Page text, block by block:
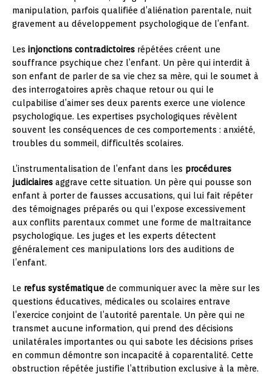
manipulation, parfois qualifiée d’aliénation parentale, nuit
gravement au développement psychologique de l’enfant.
Les injonctions contradictoires répétées créent une
souffrance psychique chez l’enfant. Un père qui interdit à
son enfant de parler de sa vie chez sa mère, qui le soumet à
des interrogatoires après chaque retour ou qui le
culpabilise d’aimer ses deux parents exerce une violence
psychologique. Les expertises psychologiques révèlent
souvent les conséquences de ces comportements : anxiété,
troubles du sommeil, difficultés scolaires.
L’instrumentalisation de l’enfant dans les procédures
judiciaires aggrave cette situation. Un père qui pousse son
enfant à porter de fausses accusations, qui lui fait répéter
des témoignages préparés ou qui l’expose excessivement
aux conflits parentaux commet une forme de maltraitance
psychologique. Les juges et les experts détectent
généralement ces manipulations lors des auditions de
l’enfant.
Le refus systématique de communiquer avec la mère sur les
questions éducatives, médicales ou scolaires entrave
l’exercice conjoint de l’autorité parentale. Un père qui ne
transmet aucune information, qui prend des décisions
unilatérales importantes ou qui sabote les décisions prises
en commun démontre son incapacité à coparentalité. Cette
obstruction répétée justifie l’attribution exclusive à la mère.